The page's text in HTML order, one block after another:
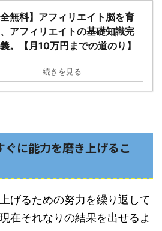
全無料】アフィリエイト脳を育
アフィリエイトの基礎知識完
。【月10万円までの道のり】
続きを見る
ぐに能力を磨き上げるこ
げるための努力を繰り返して
在それなりの結果を出せるよ